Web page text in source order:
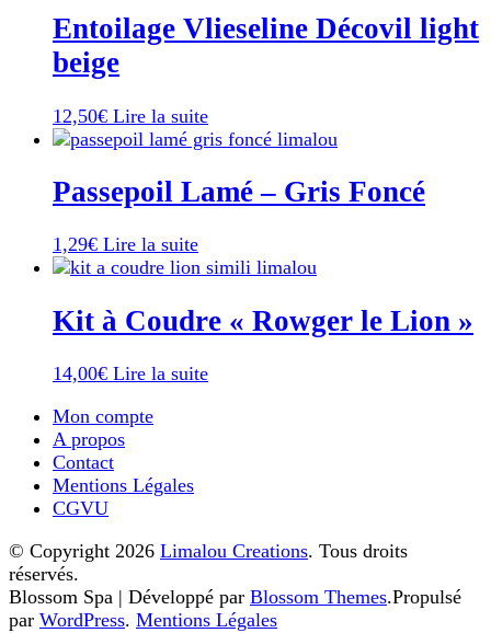
Entoilage Vlieseline Décovil light
beige
12,50€ Lire la suite
Passepoil Lamé – Gris Foncé
1,29€ Lire la suite
Kit à Coudre « Rowger le Lion »
14,00€ Lire la suite
Mon compte
A propos
Contact
Mentions Légales
CGVU
© Copyright 2026 Limalou Creations. Tous droits
réservés.
Blossom Spa | Développé par Blossom Themes.Propulsé
par WordPress. Mentions Légales